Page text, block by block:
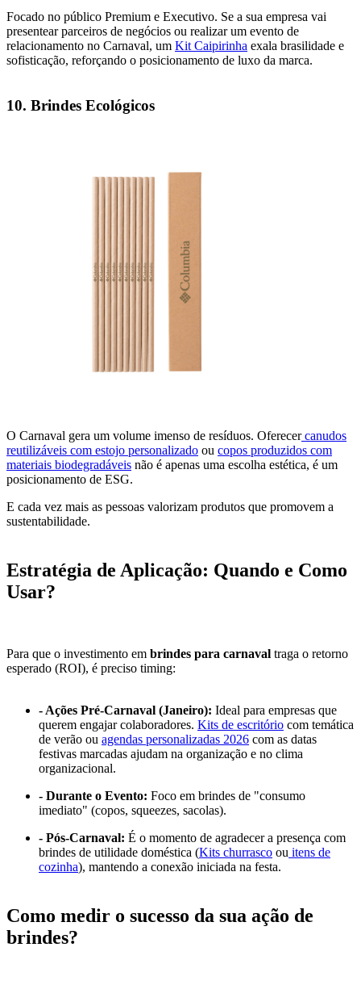
Focado no público Premium e Executivo. Se a sua empresa vai
presentear parceiros de negócios ou realizar um evento de
relacionamento no Carnaval, um Kit Caipirinha exala brasilidade e
sofisticação, reforçando o posicionamento de luxo da marca.
10. Brindes Ecológicos
O Carnaval gera um volume imenso de resíduos. Oferecercanudos
reutilizáveis com estojo personalizado ou copos produzidos com
materiais biodegradáveis não é apenas uma escolha estética, é um
posicionamento de ESG.
E cada vez mais as pessoas valorizam produtos que promovem a
sustentabilidade.
Estratégia de Aplicação: Quando e Como
Usar?
Para que o investimento em brindes para carnaval traga o retorno
esperado (ROI), é preciso timing:
- Ações Pré-Carnaval (Janeiro): Ideal para empresas que
querem engajar colaboradores. Kits de escritório com temática
de verão ou agendas personalizadas 2026 com as datas
festivas marcadas ajudam na organização e no clima
organizacional.
- Durante o Evento: Foco em brindes de "consumo
imediato" (copos, squeezes, sacolas).
- Pós-Carnaval: É o momento de agradecer a presença com
brindes de utilidade doméstica (Kits churrasco ou itens de
cozinha), mantendo a conexão iniciada na festa.
Como medir o sucesso da sua ação de
brindes?